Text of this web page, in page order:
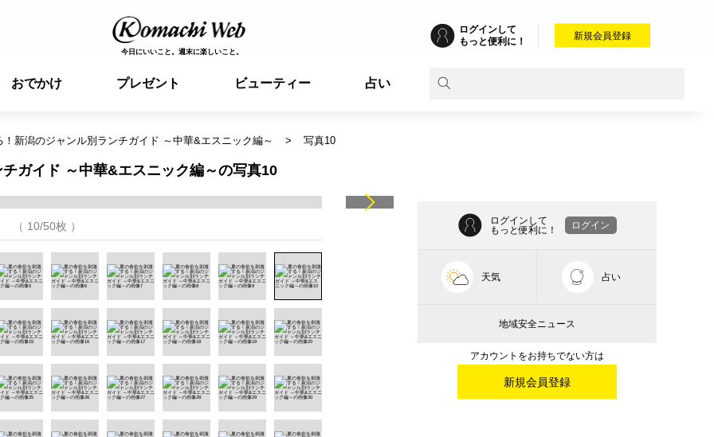
今日にいいこと。週末に楽しいこと。
ログインして
もっと便利に！
新規会員登録
おでかけ プレゼント ビューティー 占い
新潟のジャンル別ランチガイド ～中華&エスニック編～ 写真10
ガイド ～中華&エスニック編～の写真10
（ 10/50枚 ）
ログインして
もっと便利に！
ログイン
天気 占い
地域安全ニュース
アカウントをお持ちでない方は
新規会員登録